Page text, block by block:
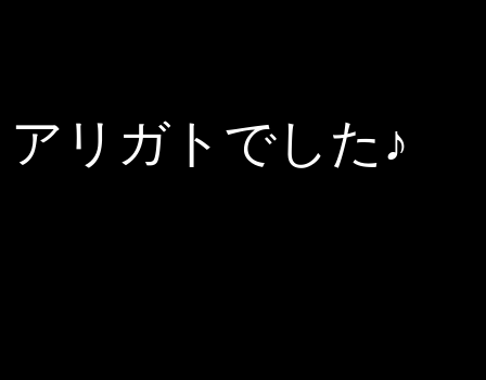
アリガトでした♪